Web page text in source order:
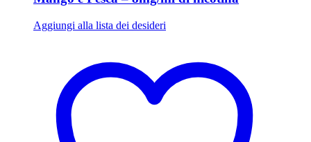
Aggiungi alla lista dei desideri